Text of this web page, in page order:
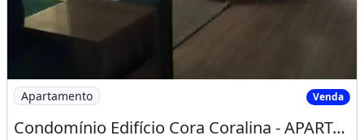
Imagem: Condomínio Edifício Cora Coralina -
Apartamento Venda
Condomínio Edifício Cora Coralina - APARTAMENTO Á VENDA NO EDIFÍCIO CORA CORALINA